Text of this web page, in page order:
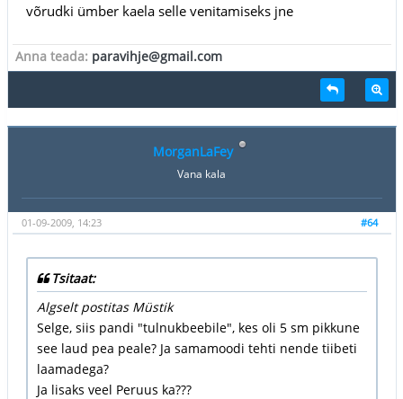
võrudki ümber kaela selle venitamiseks jne
Anna teada: paravihje@gmail.com
MorganLaFey
Vana kala
#64
01-09-2009, 14:23
Tsitaat:
Algselt postitas Müstik
Selge, siis pandi "tulnukbeebile", kes oli 5 sm pikkune
see laud pea peale? Ja samamoodi tehti nende tiibeti
laamadega?
Ja lisaks veel Peruus ka???